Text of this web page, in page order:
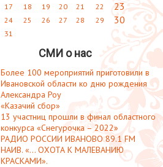
17 18 19 20 21 22 23
24 25 26 27 28 29 30
31
СМИ о нас
Более 100 мероприятий приготовили в
Ивановской области ко дню рождения
Александра Роу
«Казачий сбор»
13 участниц прошли в финал областного
конкурса «Снегурочка – 2022»
РАДИО РОССИИ ИВАНОВО 89.1 FM
НАИВ. «... ОХОТА К МАЛЕВАНИЮ
КРАСКАМИ».